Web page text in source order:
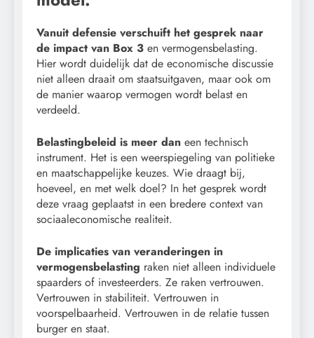
Vanuit defensie verschuift het gesprek naar
de impact van Box 3 en vermogensbelasting.
Hier wordt duidelijk dat de economische discussie
niet alleen draait om staatsuitgaven, maar ook om
de manier waarop vermogen wordt belast en
verdeeld.
Belastingbeleid is meer dan een technisch
instrument. Het is een weerspiegeling van politieke
en maatschappelijke keuzes. Wie draagt bij,
hoeveel, en met welk doel? In het gesprek wordt
deze vraag geplaatst in een bredere context van
sociaaleconomische realiteit.
De implicaties van veranderingen in
vermogensbelasting raken niet alleen individuele
spaarders of investeerders. Ze raken vertrouwen.
Vertrouwen in stabiliteit. Vertrouwen in
voorspelbaarheid. Vertrouwen in de relatie tussen
burger en staat.